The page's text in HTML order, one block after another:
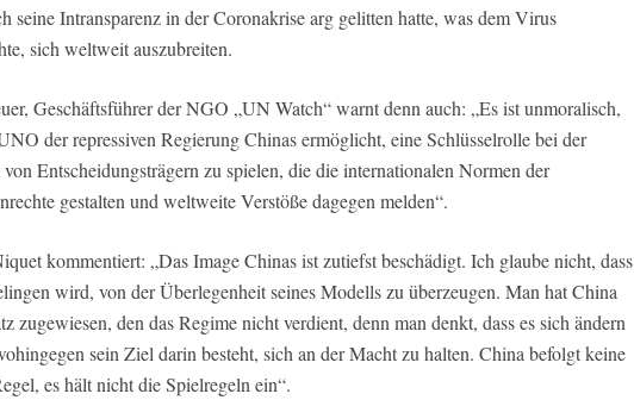
seine Intransparenz in der Coronakrise arg gelitten hatte, was dem Virus
sich weltweit auszubreiten.
Geschäftsführer der NGO „UN Watch“ warnt denn auch: „Es ist unmoralisch,
der repressiven Regierung Chinas ermöglicht, eine Schlüsselrolle bei der
Entscheidungsträgern zu spielen, die die internationalen Normen der
gestalten und weltweite Verstöße dagegen melden“.
kommentiert: „Das Image Chinas ist zutiefst beschädigt. Ich glaube nicht, dass
wird, von der Überlegenheit seines Modells zu überzeugen. Man hat China
zugewiesen, den das Regime nicht verdient, denn man denkt, dass es sich ändern
sein Ziel darin besteht, sich an der Macht zu halten. China befolgt keine
es hält nicht die Spielregeln ein“.